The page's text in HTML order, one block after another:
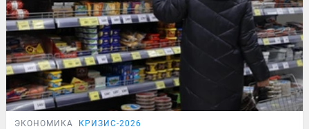
ЭКОНОМИКА КРИЗИС-2026